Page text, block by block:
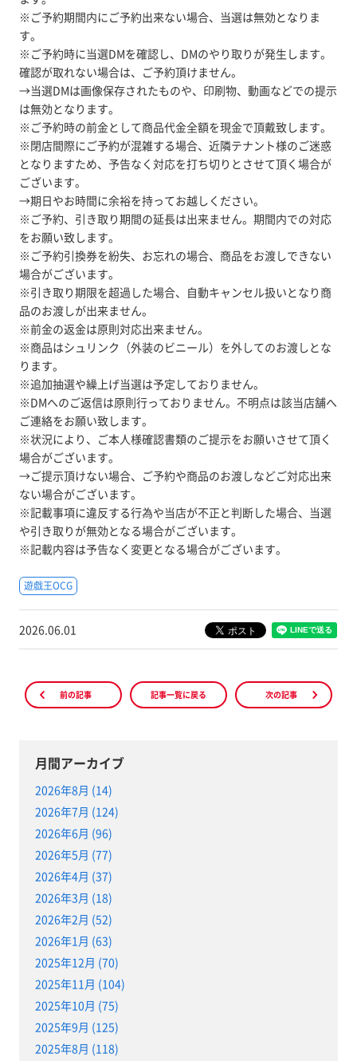
※ご予約期間内にご予約出来ない場合、当選は無効となりま
す。
※ご予約時に当選DMを確認し、DMのやり取りが発生します。
確認が取れない場合は、ご予約頂けません。
→当選DMは画像保存されたものや、印刷物、動画などでの提示
は無効となります。
※ご予約時の前金として商品代金全額を現金で頂戴致します。
※閉店間際にご予約が混雑する場合、近隣テナント様のご迷惑
となりますため、予告なく対応を打ち切りとさせて頂く場合が
ございます。
→期日やお時間に余裕を持ってお越しください。
※ご予約、引き取り期間の延長は出来ません。期間内での対応
をお願い致します。
※ご予約引換券を紛失、お忘れの場合、商品をお渡しできない
場合がございます。
※引き取り期限を超過した場合、自動キャンセル扱いとなり商
品のお渡しが出来ません。
※前金の返金は原則対応出来ません。
※商品はシュリンク（外装のビニール）を外してのお渡しとな
ります。
※追加抽選や繰上げ当選は予定しておりません。
※DMへのご返信は原則行っておりません。不明点は該当店舗へ
ご連絡をお願い致します。
※状況により、ご本人様確認書類のご提示をお願いさせて頂く
場合がございます。
→ご提示頂けない場合、ご予約や商品のお渡しなどご対応出来
ない場合がございます。
※記載事項に違反する行為や当店が不正と判断した場合、当選
や引き取りが無効となる場合がございます。
※記載内容は予告なく変更となる場合がございます。
遊戯王OCG
2026.06.01
前の記事 記事一覧に戻る 次の記事
月間アーカイブ
2026年8月 (14)
2026年7月 (124)
2026年6月 (96)
2026年5月 (77)
2026年4月 (37)
2026年3月 (18)
2026年2月 (52)
2026年1月 (63)
2025年12月 (70)
2025年11月 (104)
2025年10月 (75)
2025年9月 (125)
2025年8月 (118)